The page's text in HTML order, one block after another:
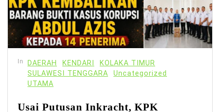
In DAERAH KENDARI
KOLAKA TIMUR
SULAWESI TENGGARA
Uncategorized
UTAMA
Usai Putusan Inkracht, KPK